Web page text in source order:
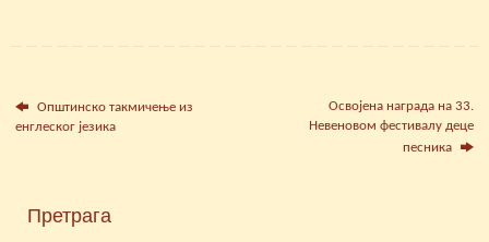
Општинско такмичење из
енглеског језика
Освојена награда на 33.
Невеновом фестивалу деце
песника
Претрага